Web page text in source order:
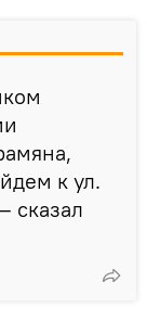
к ул.
сказал